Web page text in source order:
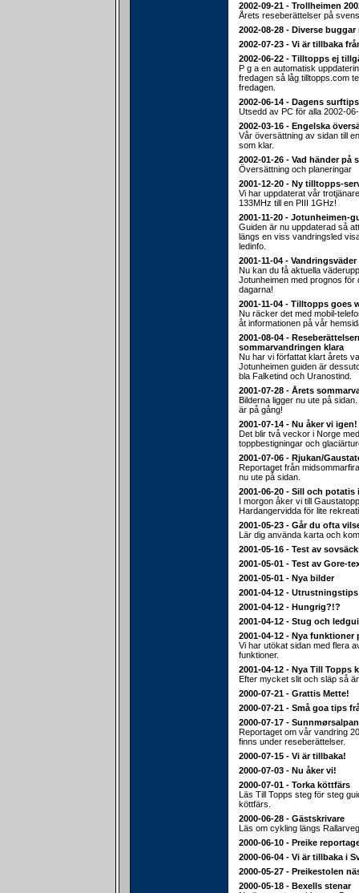
2002-09-21 - Trollheimen
Årets reseberättelser på
2002-08-28 - Diverse buggar
2002-07-23 - Vi är tillbaka
2002-06-22 - Tilltopps ej
P g a en automatisk
fredagen så låg tilltopps.com
fredagen.
2002-06-14 - Dagens
Utsedd av PC för alla 2002-
2002-03-16 - Engelska
Vår översättning av sidan till
som klar.
2002-01-26 - Vad händer på
Översättning och planeringar
2001-12-20 - Ny tilltopps-
Vi har uppdaterat vår
133MHz till en PIII 1GHz!
2001-11-20 - Jotunheimen-
Guiden är nu uppdaterad så
längs en viss vandringsled
ledinfo.
2001-11-04 -
Nu kan du få aktuella
Jotunheimen med prognos för
dagarna!
2001-11-04 - Tilltopps goes
Nu räcker det med mobil-
åt informationen på vår
2001-08-04 -
sommarvandringen klara
Nu har vi författat klart årets
Jotunheimen guiden är
bla Falketind och Uranostind.
2001-07-28 - Årets
Bilderna ligger nu ute på
är på gång!
2001-07-14 - Nu åker vi igen!
Det blir två veckor i Norge
toppbestigningar och
2001-07-06 - Rjukan/
Reportaget från
nu ute på sidan.
2001-06-20 - Sill och potatis
I morgon åker vi till
Hardangervidda för lite
2001-05-23 - Går du ofta
Lär dig använda karta och
2001-05-16 - Test av
2001-05-01 - Test av Gore-
2001-05-01 - Nya bilder
2001-04-12 -
2001-04-12 - Hungrig?!?
2001-04-12 - Stug och
2001-04-12 - Nya funktioner
Vi har utökat sidan med flera
funktioner.
2001-04-12 - Nya Till Topps
Efter mycket slit och släp så
2000-07-21 - Grattis Mette!
2000-07-21 - Små goa tips
2000-07-17 -
Reportaget om vår vandring
finns under reseberättelser.
2000-07-15 - Vi är tillbaka!
2000-07-03 - Nu åker vi!
2000-07-01 - Torka köttfärs
Läs Till Topps steg för steg
köttfärs.
2000-06-28 - Gästskrivare
Läs om cykling längs
2000-06-10 - Preike
2000-06-04 - Vi är tillbaka i
2000-05-27 - Preikestolen
2000-05-18 - Bexells stenar